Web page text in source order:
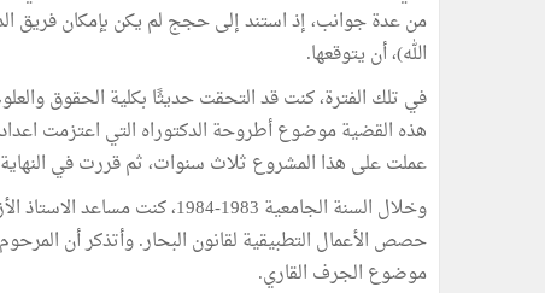
من عدة جوانب، إذ استند إلى حجج لم يكن بإمكان فريق
الله)، أن يتوقعها.
في تلك الفترة، كنت قد التحقت حديثًا بكلية الحقوق
هذه القضية موضوع أطروحة الدكتوراه التي اعتزمت
عملت على هذا المشروع ثلاث سنوات، ثم قررت في
وخلال السنة الجامعية 1983-
حصص الأعمال التطبيقية لقانون البحار. وأتذكر أن
موضوع الجرف القاري.